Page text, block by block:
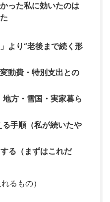
った私に効いたのは
より“老後まで続く形
動費・特別支出との
方・雪国・実家暮ら
手順（私が続いたや
る（まずはこれだ
るもの）